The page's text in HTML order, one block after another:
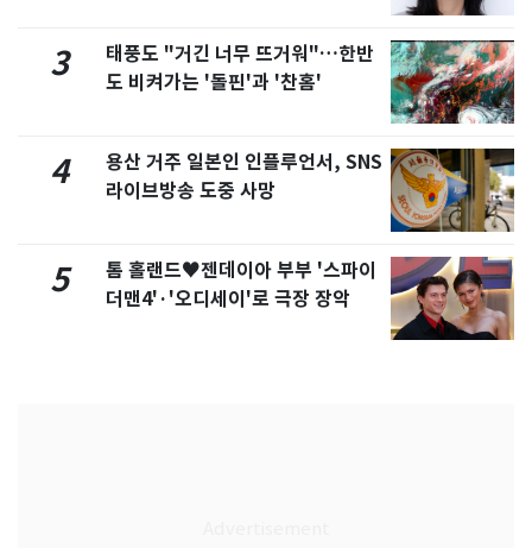
3
태풍도 "거긴 너무 뜨거워"…한반
도 비켜가는 '돌핀'과 '찬홈'
4
용산 거주 일본인 인플루언서, SNS
라이브방송 도중 사망
5
톰 홀랜드♥젠데이아 부부 '스파이
더맨4'·'오디세이'로 극장 장악